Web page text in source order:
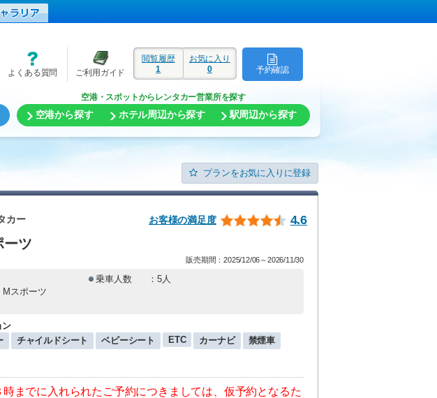
予約確認
閲覧履歴
1
お気に入り
0
よくある質問 ご利用ガイド
空港・スポットからレンタカー営業所を探す
空港から探す ホテル周辺から探す 駅周辺から探す
プランをお気に入りに登録
お客様の満足度 4.6
カー
ツ
販売期間：2025/12/06～2026/11/30
乗車人数
：5人
スポーツ
ン
チャイルドシート ベビーシート ETC カーナビ
禁煙車
までに入れられたご予約につきましては、仮予約となるた